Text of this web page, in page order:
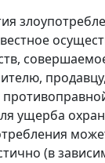
ущерба
(в